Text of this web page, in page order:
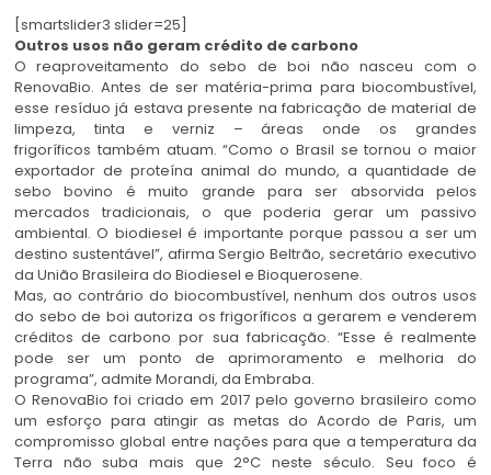
[smartslider3 slider=25]
Outros usos não geram crédito de carbono
O reaproveitamento do sebo de boi não nasceu com o
RenovaBio. Antes de ser matéria-prima para biocombustível,
esse resíduo já estava presente na fabricação de material de
limpeza, tinta e verniz – áreas onde os grandes
frigoríficos também atuam. “Como o Brasil se tornou o maior
exportador de proteína animal do mundo, a quantidade de
sebo bovino é muito grande para ser absorvida pelos
mercados tradicionais, o que poderia gerar um passivo
ambiental. O biodiesel é importante porque passou a ser um
destino sustentável”, afirma Sergio Beltrão, secretário executivo
da União Brasileira do Biodiesel e Bioquerosene.
Mas, ao contrário do biocombustível, nenhum dos outros usos
do sebo de boi autoriza os frigoríficos a gerarem e venderem
créditos de carbono por sua fabricação. “Esse é realmente
pode ser um ponto de aprimoramento e melhoria do
programa”, admite Morandi, da Embraba.
O RenovaBio foi criado em 2017 pelo governo brasileiro como
um esforço para atingir as metas do Acordo de Paris, um
compromisso global entre nações para que a temperatura da
Terra não suba mais que 2°C neste século. Seu foco é